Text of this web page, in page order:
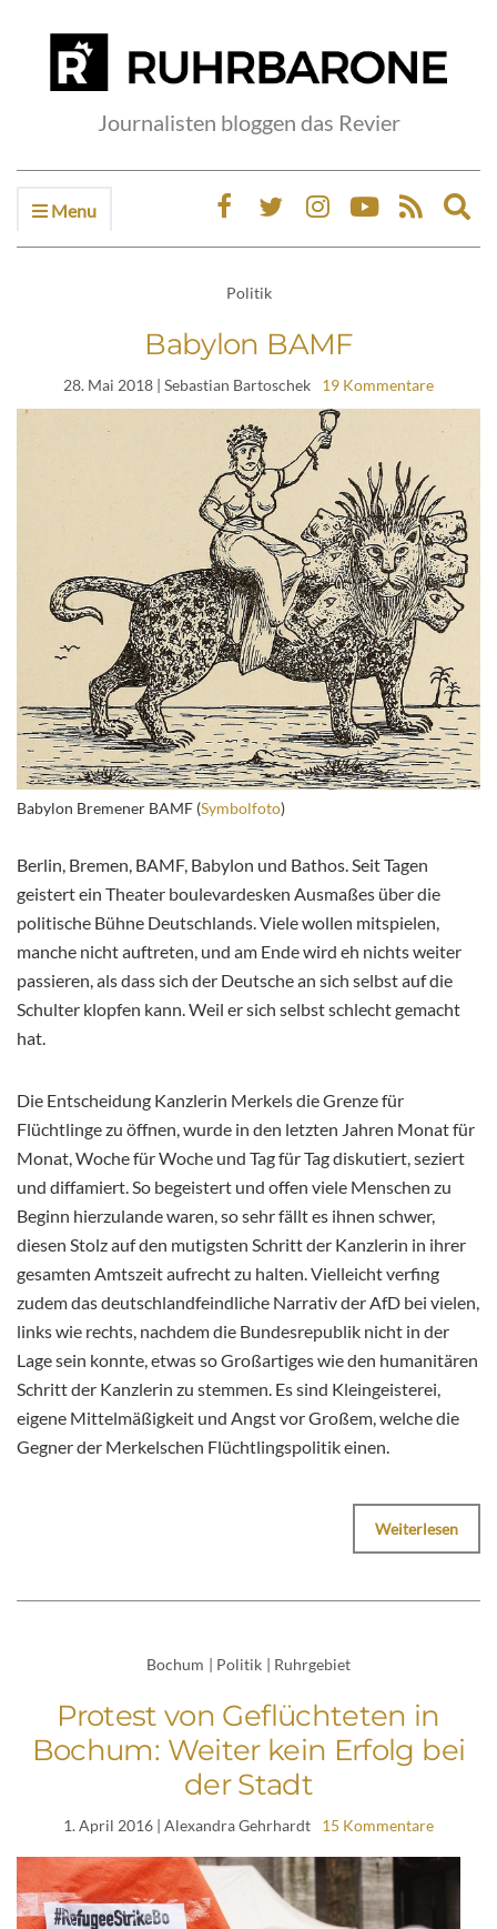
Journalisten bloggen das Revier
Menu
Politik
Babylon BAMF
28. Mai 2018 | Sebastian Bartoschek 19 Kommentare
Babylon Bremener BAMF (Symbolfoto)
Berlin, Bremen, BAMF, Babylon und Bathos. Seit Tagen
geistert ein Theater boulevardesken Ausmaßes über die
politische Bühne Deutschlands. Viele wollen mitspielen,
manche nicht auftreten, und am Ende wird eh nichts weiter
passieren, als dass sich der Deutsche an sich selbst auf die
Schulter klopfen kann. Weil er sich selbst schlecht gemacht
hat.
Die Entscheidung Kanzlerin Merkels die Grenze für
Flüchtlinge zu öffnen, wurde in den letzten Jahren Monat für
Monat, Woche für Woche und Tag für Tag diskutiert, seziert
und diffamiert. So begeistert und offen viele Menschen zu
Beginn hierzulande waren, so sehr fällt es ihnen schwer,
diesen Stolz auf den mutigsten Schritt der Kanzlerin in ihrer
gesamten Amtszeit aufrecht zu halten. Vielleicht verfing
zudem das deutschlandfeindliche Narrativ der AfD bei vielen,
links wie rechts, nachdem die Bundesrepublik nicht in der
Lage sein konnte, etwas so Großartiges wie den humanitären
Schritt der Kanzlerin zu stemmen. Es sind Kleingeisterei,
eigene Mittelmäßigkeit und Angst vor Großem, welche die
Gegner der Merkelschen Flüchtlingspolitik einen.
Weiterlesen
Bochum | Politik | Ruhrgebiet
Protest von Geflüchteten in
Bochum: Weiter kein Erfolg bei
der Stadt
1. April 2016 | Alexandra Gehrhardt 15 Kommentare